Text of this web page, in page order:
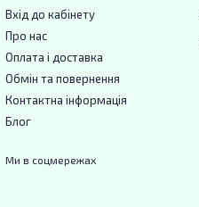
Вхід до кабінету
Про нас
Оплата і доставка
Обмін та повернення
Контактна інформація
Блог
Ми в соцмережах